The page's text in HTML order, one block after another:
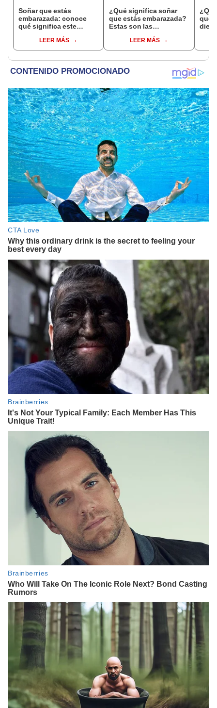
Soñar que estás
embarazada: conoce
qué significa este
LEER MÁS
¿Qué significa soñar
que estás embarazada?
Estas son las
comunesLEER MÁS
que